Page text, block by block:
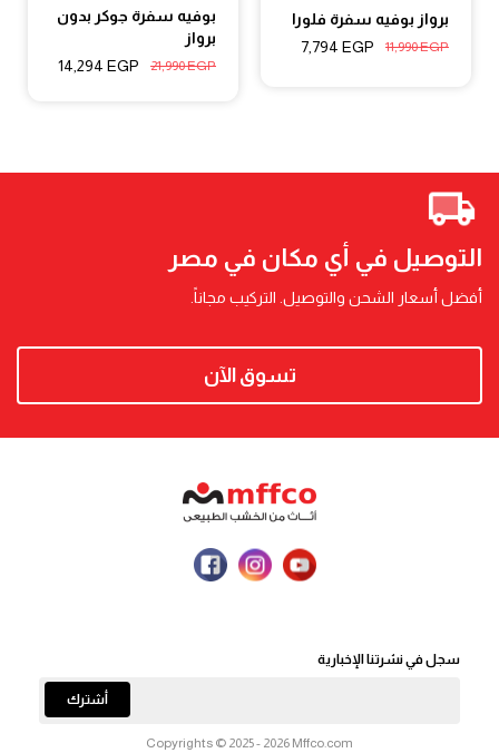
برواز بوفيه سفرة فلورا
11,990EGP
7,794 EGP
بوفيه سفرة جوكر بدون
برواز
21,990EGP
14,294 EGP
التوصيل في أي مكان في مصر
أفضل أسعار الشحن والتوصيل. التركيب مجاناً.
تسوق الآن
سجل في نشرتنا الإخبارية
أشترك
Copyrights © 2025 - 2026 Mffco.com